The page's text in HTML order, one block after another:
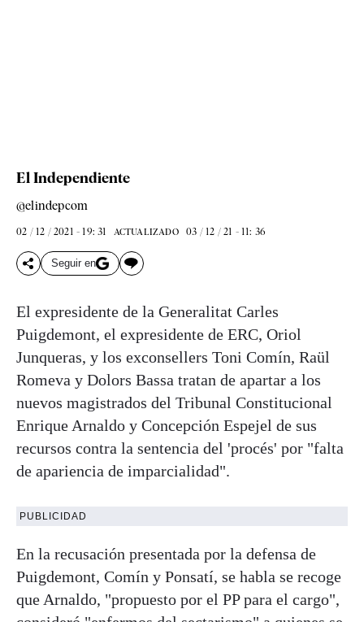
El Independiente
@elindepcom
02 / 12 / 2021 - 19: 31 ACTUALIZADO 03 / 12 / 21 - 11: 36
Seguir en
El expresidente de la Generalitat Carles
Puigdemont, el expresidente de ERC, Oriol
Junqueras, y los exconsellers Toni Comín, Raül
Romeva y Dolors Bassa tratan de apartar a los
nuevos magistrados del Tribunal Constitucional
Enrique Arnaldo y Concepción Espejel de sus
recursos contra la sentencia del 'procés' por "falta
de apariencia de imparcialidad".
PUBLICIDAD
En la recusación presentada por la defensa de
Puigdemont, Comín y Ponsatí, se habla se recoge
que Arnaldo, "propuesto por el PP para el cargo",